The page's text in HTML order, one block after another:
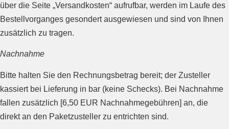
über die Seite „Versandkosten“ aufrufbar, werden im Laufe des
Bestellvorganges gesondert ausgewiesen und sind von Ihnen
zusätzlich zu tragen.
Nachnahme
Bitte halten Sie den Rechnungsbetrag bereit; der Zusteller
kassiert bei Lieferung in bar (keine Schecks). Bei Nachnahme
fallen zusätzlich [6,50 EUR Nachnahmegebühren] an, die
direkt an den Paketzusteller zu entrichten sind.